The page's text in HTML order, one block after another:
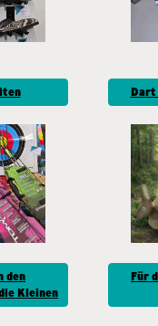
den
Kleinen
Für